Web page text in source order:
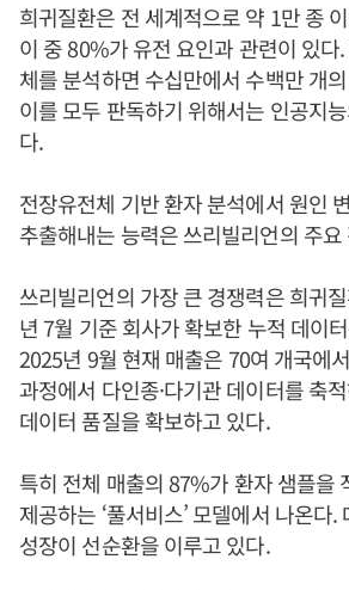
희귀질환은 전 세계적으로 약 1만 종
이 중 80%가 유전 요인과 관련이 있다
체를 분석하면 수십만에서 수백만 개
이를 모두 판독하기 위해서는 인공지
다.
전장유전체 기반 환자 분석에서 원인
추출해내는 능력은 쓰리빌리언의 주
쓰리빌리언의 가장 큰 경쟁력은 희귀
년 7월 기준 회사가 확보한 누적 데이
2025년 9월 현재 매출은 70여 개국에
과정에서 다인종·다기관 데이터를 축
데이터 품질을 확보하고 있다.
특히 전체 매출의 87%가 환자 샘플을
제공하는 ‘풀서비스’ 모델에서 나온다
성장이 선순환을 이루고 있다.